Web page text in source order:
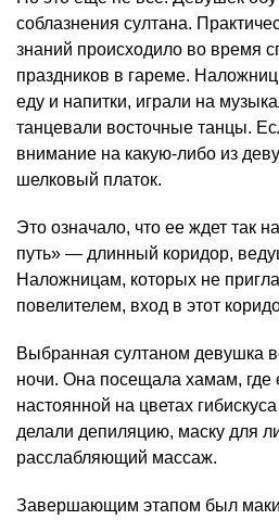
соблазнения султана.
знаний происходило во время
праздников в гареме.
еду и напитки, играли на
танцевали восточные танцы.
внимание на какую-либо из
шелковый платок.
Это означало, что ее ждет так
путь» — длинный коридор,
Наложницам, которых не
повелителем, вход в этот
Выбранная султаном девушка
ночи. Она посещала хамам, где
настоянной на цветах
делали депиляцию, маску для
расслабляющий массаж.
Завершающим этапом был